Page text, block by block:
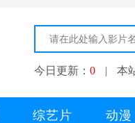
今日更新： 0 | 本
综艺片 动漫